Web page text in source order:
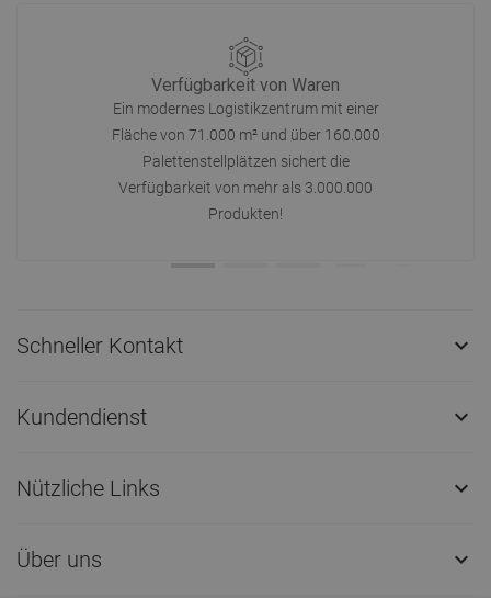
Verfügbarkeit von Waren
Ein modernes Logistikzentrum mit einer
Fläche von 71.000 m² und über 160.000
Palettenstellplätzen sichert die
Verfügbarkeit von mehr als 3.000.000
Produkten!
Schneller Kontakt 
Kundendienst 
Nützliche Links 
Über uns 